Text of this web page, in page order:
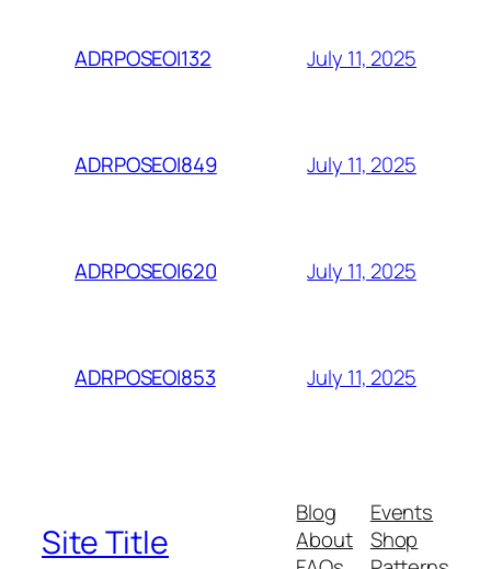
ADRPOSEOI132 July 11, 2025
ADRPOSEOI849 July 11, 2025
ADRPOSEOI620 July 11, 2025
ADRPOSEOI853 July 11, 2025
Site Title
Blog
About
Events
Shop